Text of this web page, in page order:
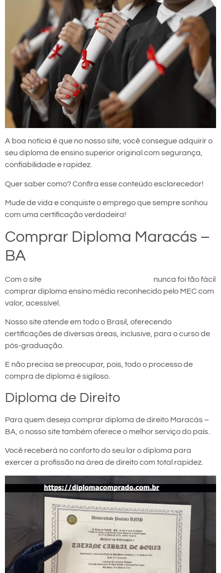
A boa notícia é que no nosso site, você consegue adquirir o
seu diploma de ensino superior original com segurança,
confiabilidade e rapidez.
Quer saber como? Confira esse conteúdo esclarecedor!
Mude de vida e conquiste o emprego que sempre sonhou
com uma certificação verdadeira!
Comprar Diploma Maracás –
BA
Com o site
nunca foi tão fácil
comprar diploma ensino médio reconhecido pelo MEC com
valor, acessível.
Nosso site atende em todo o Brasil, oferecendo
certificações de diversas áreas, inclusive, para o curso de
pós-graduação.
E não precisa se preocupar, pois, todo o processo de
compra de diploma é sigiloso.
Diploma de Direito
Para quem deseja comprar diploma de direito Maracás –
BA, o nosso site também oferece o melhor serviço do país.
Você receberá no conforto do seu lar o diploma para
exercer a profissão na área de direito com total rapidez.